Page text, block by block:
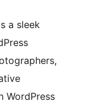
a sleek
WordPress